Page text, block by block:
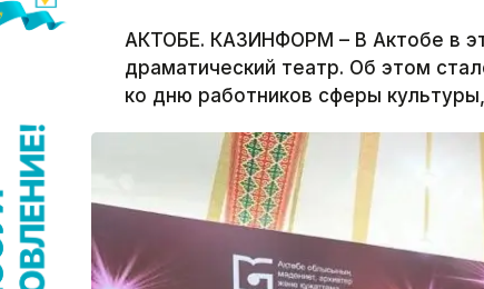
АКТОБЕ. КАЗИНФОРМ – В Актобе в
драматический театр. Об этом
ко дню работников сферы